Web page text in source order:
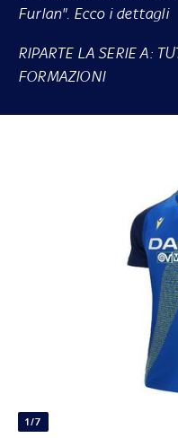
Furlan". Ecco i dettagli
RIPARTE LA SERIE A:
FORMAZIONI
1/7